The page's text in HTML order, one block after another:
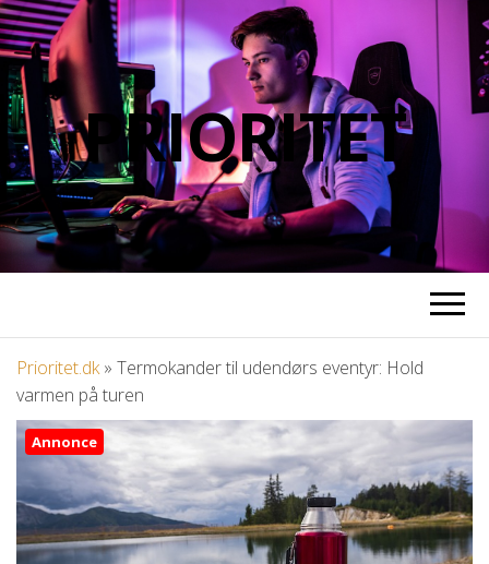
PRIORITET
Prioritet.dk» Termokander til udendørs eventyr: Hold
varmen på turen
Annonce